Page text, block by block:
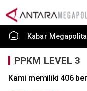
Kabar
PPKM LEVEL 3
Kami memiliki 406